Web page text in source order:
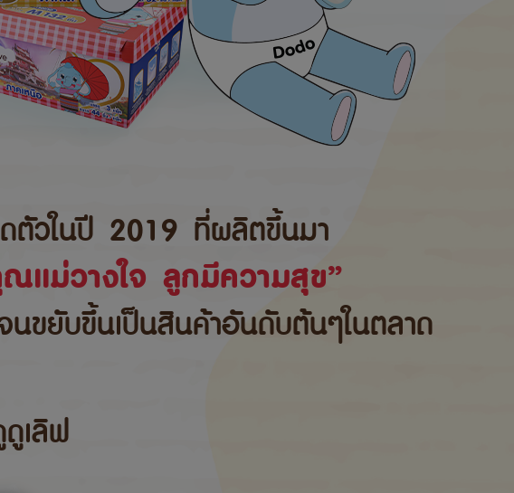
ดตัวในปี 2019 ที่ผลิตขึ้นมา
แม่วางใจ ลูกมีความสุข”
นขยับขึ้นเป็นสินค้าอันดับต้นๆในตลาด
เลิฟ